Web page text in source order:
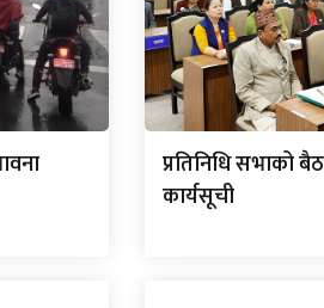
प्रतिनिधि सभाको
कार्यसूची